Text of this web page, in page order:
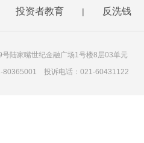
投资者教育 | 反洗钱
陆家嘴世纪金融广场1号楼8层03单元
投诉电话：021-60431122